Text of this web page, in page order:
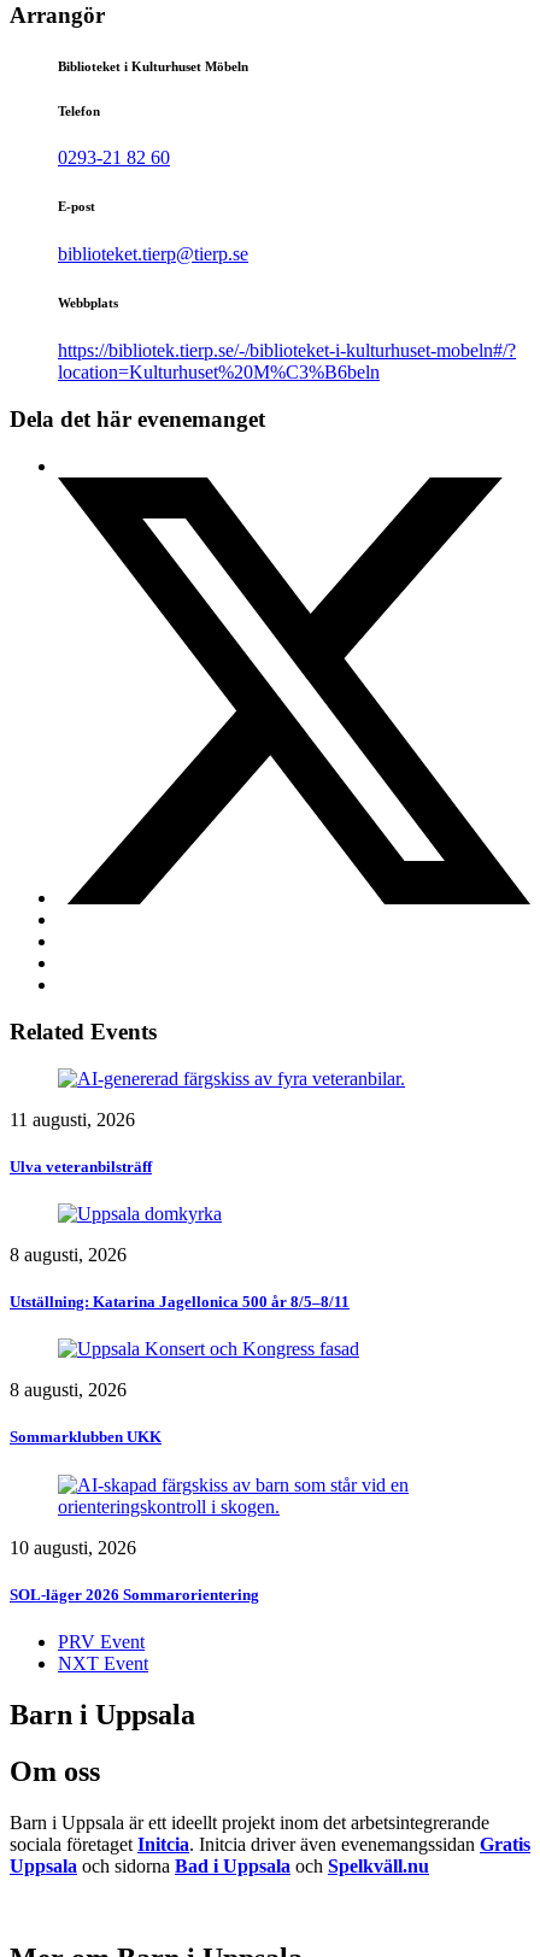
Arrangör
Biblioteket i Kulturhuset Möbeln
Telefon
0293-21 82 60
E-post
biblioteket.tierp@tierp.se
Webbplats
https://bibliotek.tierp.se/-/biblioteket-i-kulturhuset-mobeln#/?
location=Kulturhuset%20M%C3%B6beln
Dela det här evenemanget
Related Events
11 augusti, 2026
Ulva veteranbilsträff
8 augusti, 2026
Utställning: Katarina Jagellonica 500 år 8/5–8/11
8 augusti, 2026
Sommarklubben UKK
10 augusti, 2026
SOL-läger 2026 Sommarorientering
PRV Event
NXT Event
Barn i Uppsala
Om oss
Barn i Uppsala är ett ideellt projekt inom det arbetsintegrerande
sociala företaget Initcia. Initcia driver även evenemangssidan Gratis
Uppsala och sidorna Bad i Uppsala och Spelkväll.nu